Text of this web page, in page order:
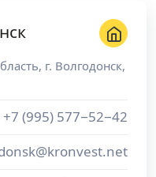
, г. Волгодонск,
+7 (995) 577−52−42